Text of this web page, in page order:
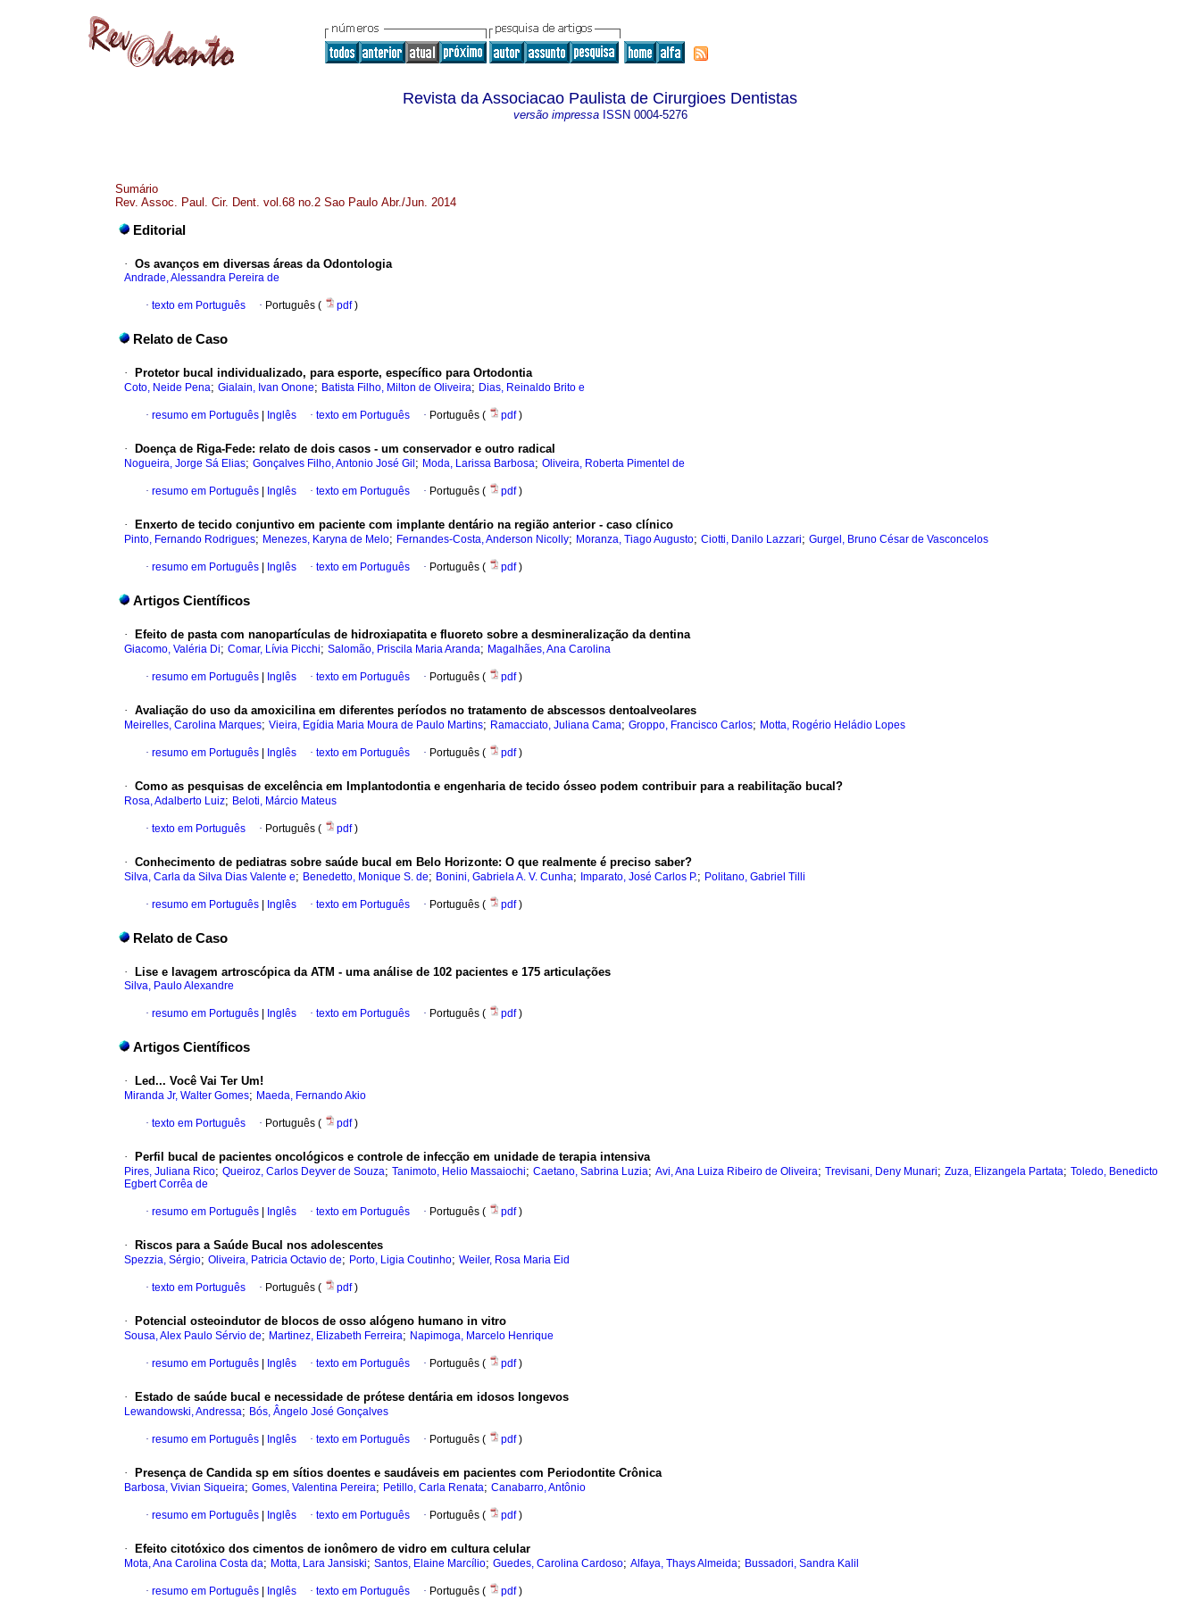
Revista da Associacao Paulista de Cirurgioes Dentistas
versão impressaISSN 0004-5276
Sumário
Rev. Assoc. Paul. Cir. Dent. vol.68 no.2 Sao Paulo Abr./Jun. 2014
Editorial
· Os avanços em diversas áreas da Odontologia
Andrade, Alessandra Pereira de
· texto em Português · Português ( pdf)
Relato de Caso
· Protetor bucal individualizado, para esporte, específico para Ortodontia
Coto, Neide Pena; Gialain, Ivan Onone; Batista Filho, Milton de Oliveira; Dias, Reinaldo Brito e
· resumo em Português Inglês · texto em Português · Português ( pdf)
· Doença de Riga-Fede: relato de dois casos - um conservador e outro radical
Nogueira, Jorge Sá Elias; Gonçalves Filho, Antonio José Gil ; Moda, Larissa Barbosa; Oliveira, Roberta Pimentel de
· resumo em Português Inglês · texto em Português · Português ( pdf)
· Enxerto de tecido conjuntivo em paciente com implante dentário na região anterior - caso clínico
Pinto, Fernando Rodrigues; Menezes, Karyna de Melo; Fernandes-Costa, Anderson Nicolly; Moranza, Tiago Augusto; Ciotti, Danilo Lazzari; Gurgel, Bruno César de Vasconcelos
· resumo em Português Inglês · texto em Português · Português ( pdf)
Artigos Científicos
· Efeito de pasta com nanopartículas de hidroxiapatita e fluoreto sobre a desmineralização da dentina
Giacomo, Valéria Di; Comar, Lívia Picchi; Salomão, Priscila Maria Aranda; Magalhães, Ana Carolina
· resumo em Português Inglês · texto em Português · Português ( pdf)
· Avaliação do uso da amoxicilina em diferentes períodos no tratamento de abscessos dentoalveolares
Meirelles, Carolina Marques; Vieira, Egídia Maria Moura de Paulo Martins; Ramacciato, Juliana Cama; Groppo, Francisco Carlos; Motta, Rogério Heládio Lopes
· resumo em Português Inglês · texto em Português · Português ( pdf)
· Como as pesquisas de excelência em Implantodontia e engenharia de tecido ósseo podem contribuir para a reabilitação bucal?
Rosa, Adalberto Luiz; Beloti, Márcio Mateus
· texto em Português · Português ( pdf)
· Conhecimento de pediatras sobre saúde bucal em Belo Horizonte: O que realmente é preciso saber?
Silva, Carla da Silva Dias Valente e; Benedetto, Monique S. de; Bonini, Gabriela A. V. Cunha; Imparato, José Carlos P.; Politano, Gabriel Tilli
· resumo em Português Inglês · texto em Português · Português ( pdf)
Relato de Caso
· Lise e lavagem artroscópica da ATM - uma análise de 102 pacientes e 175 articulações
Silva, Paulo Alexandre
· resumo em Português Inglês · texto em Português · Português ( pdf)
Artigos Científicos
· Led... Você Vai Ter Um!
Miranda Jr, Walter Gomes; Maeda, Fernando Akio
· texto em Português · Português ( pdf)
· Perfil bucal de pacientes oncológicos e controle de infecção em unidade de terapia intensiva
Pires, Juliana Rico; Queiroz, Carlos Deyver de Souza; Tanimoto, Helio Massaiochi; Caetano, Sabrina Luzia; Avi, Ana Luiza Ribeiro de Oliveira; Trevisani, Deny Munari; Zuza, Elizangela Partata; Toledo, Benedicto
Egbert Corrêa de
· resumo em Português Inglês · texto em Português · Português ( pdf)
· Riscos para a Saúde Bucal nos adolescentes
Spezzia, Sérgio; Oliveira, Patricia Octavio de; Porto, Ligia Coutinho; Weiler, Rosa Maria Eid
· texto em Português · Português ( pdf)
· Potencial osteoindutor de blocos de osso alógeno humano in vitro
Sousa, Alex Paulo Sérvio de; Martinez, Elizabeth Ferreira; Napimoga, Marcelo Henrique
· resumo em Português Inglês · texto em Português · Português ( pdf)
· Estado de saúde bucal e necessidade de prótese dentária em idosos longevos
Lewandowski, Andressa; Bós, Ângelo José Gonçalves
· resumo em Português Inglês · texto em Português · Português ( pdf)
· Presença de Candida sp em sítios doentes e saudáveis em pacientes com Periodontite Crônica
Barbosa, Vivian Siqueira; Gomes, Valentina Pereira; Petillo, Carla Renata; Canabarro, Antônio
· resumo em Português Inglês · texto em Português · Português ( pdf)
· Efeito citotóxico dos cimentos de ionômero de vidro em cultura celular
Mota, Ana Carolina Costa da; Motta, Lara Jansiski; Santos, Elaine Marcílio; Guedes, Carolina Cardoso; Alfaya, Thays Almeida; Bussadori, Sandra Kalil
· resumo em Português Inglês · texto em Português · Português ( pdf)